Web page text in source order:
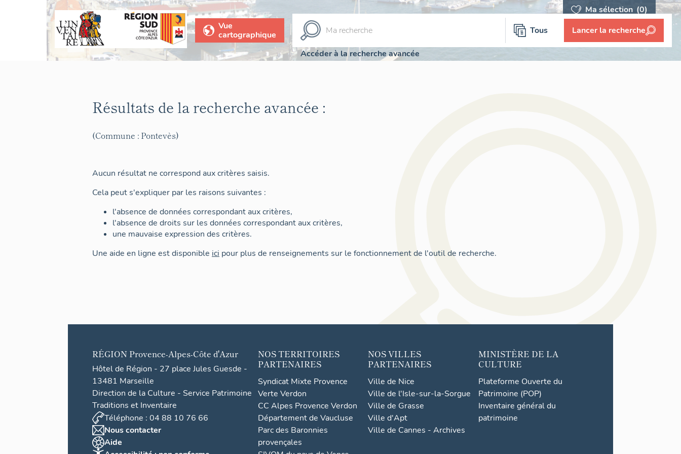
Ma sélection (0)
Vue
cartographique
Tous Lancer la recherche
Accéder à la recherche avancée
Résultats de la recherche avancée :
(Commune : Pontevès)
Aucun résultat ne correspond aux critères saisis.
Cela peut s'expliquer par les raisons suivantes :
l'absence de données correspondant aux critères,
l'absence de droits sur les données correspondant aux critères,
une mauvaise expression des critères.
Une aide en ligne est disponible ici pour plus de renseignements sur le fonctionnement de l'outil de recherche.
RÉGION Provence-Alpes-Côte d'Azur
Hôtel de Région - 27 place Jules Guesde -
13481 Marseille
Direction de la Culture - Service Patrimoine
Traditions et Inventaire
Téléphone : 04 88 10 76 66
Nous contacter
Aide
NOS TERRITOIRES
PARTENAIRES
Syndicat Mixte Provence
Verte Verdon
CC Alpes Provence Verdon
Département de Vaucluse
Parc des Baronnies
provençales
NOS VILLES
PARTENAIRES
Ville de Nice
Ville de l'Isle-sur-la-Sorgue
Ville de Grasse
Ville d'Apt
Ville de Cannes - Archives
MINISTÈRE DE LA
CULTURE
Plateforme Ouverte du
Patrimoine (POP)
Inventaire général du
patrimoine